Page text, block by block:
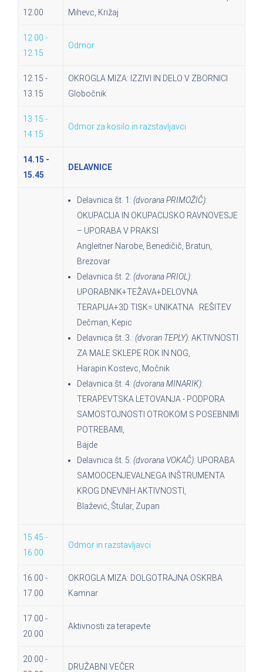
12.00
Mihevc, Križaj
12.00 -
12.15
Odmor
12.15 -
13.15
OKROGLA MIZA: IZZIVI IN DELO V ZBORNICI
Globočnik
13.15 -
14.15
Odmor za kosilo in razstavljavci
14.15 -
15.45
DELAVNICE
Delavnica št. 1: (dvorana PRIMOŽIČ):
OKUPACIJA IN OKUPACIJSKO RAVNOVESJE
– UPORABA V PRAKSI
Angleitner Narobe, Benedičič, Bratun,
Brezovar
Delavnica št. 2: (dvorana PRIOL):
UPORABNIK+TEŽAVA+DELOVNA
TERAPIJA+3D TISK= UNIKATNA REŠITEV
Dečman, Kepic
Delavnica št. 3.: (dvoran TEPLY): AKTIVNOSTI
ZA MALE SKLEPE ROK IN NOG,
Harapin Kostevc, Močnik
Delavnica št. 4: (dvorana MINARIK):
TERAPEVTSKA LETOVANJA - PODPORA
SAMOSTOJNOSTI OTROKOM S POSEBNIMI
POTREBAMI,
Bajde
Delavnica št. 5: (dvorana VOKAČ): UPORABA
SAMOOCENJEVALNEGA INŠTRUMENTA
KROG DNEVNIH AKTIVNOSTI,
Blažević, Štular, Zupan
15.45 -
16.00
Odmor in razstavljavci
16.00 -
17.00
OKROGLA MIZA: DOLGOTRAJNA OSKRBA
Kamnar
17.00 -
20.00
Aktivnosti za terapevte
20.00 -
DRUŽABNI VEČER